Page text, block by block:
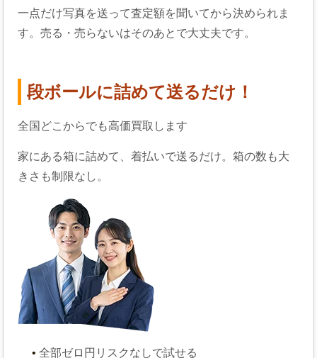
一点だけ写真を送って査定額を聞いてから決められま
す。売る・売らないはそのあとで大丈夫です。
段ボールに詰めて送るだけ！
全国どこからでも高価買取します
家にある箱に詰めて、着払いで送るだけ。箱の数も大
きさも制限なし。
全部ゼロ円 リスクなしで試せる